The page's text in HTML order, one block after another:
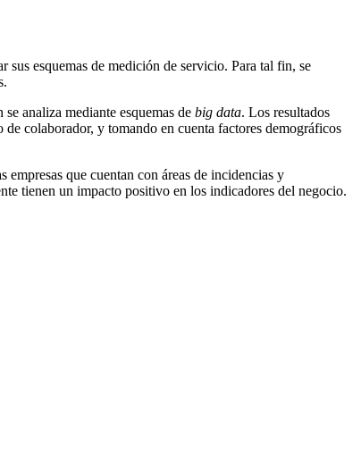
sus esquemas de medición de servicio. Para tal fin, se
analiza mediante esquemas de big data. Los resultados
colaborador, y tomando en cuenta factores demográficos
empresas que cuentan con áreas de incidencias y
tienen un impacto positivo en los indicadores del negocio.